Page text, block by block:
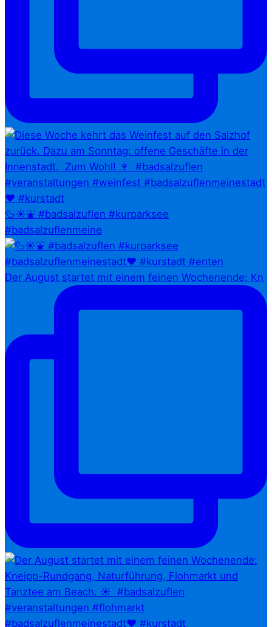
🦆☀️⛲ #badsalzuflen #kurparksee
#badsalzuflenmeine
Der August startet mit einem feinen Wochenende: Kn